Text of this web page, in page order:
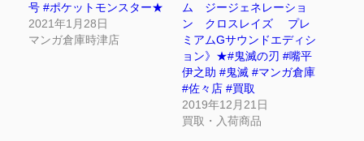
号 #ポケットモンスター★
2021年1月28日
マンガ倉庫時津店
ム ジージェネレーショ
ン クロスレイズ プレ
ミアムGサウンドエディシ
ョン》★#鬼滅の刃 #嘴平
伊之助 #鬼滅 #マンガ倉庫
#佐々店 #買取
2019年12月21日
買取・入荷商品